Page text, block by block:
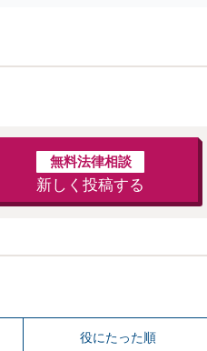
無料法律相談
新しく投稿する
役にたった順